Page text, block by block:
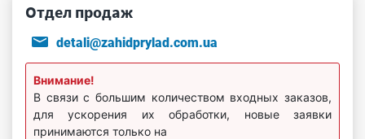
Отдел продаж
detali@zahidprylad.com.ua
Внимание!
В связи с большим количеством входных заказов,
для ускорения их обработки, новые заявки
принимаются только на